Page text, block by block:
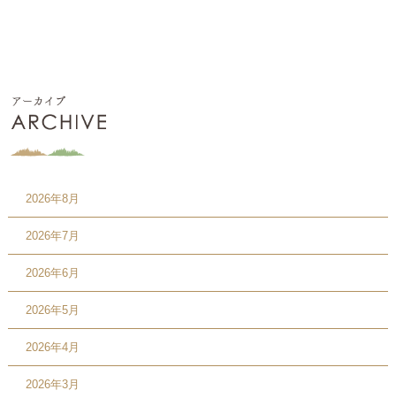
2026年8月
2026年7月
2026年6月
2026年5月
2026年4月
2026年3月